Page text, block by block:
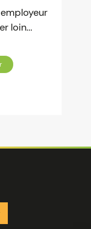
employeur
loin...